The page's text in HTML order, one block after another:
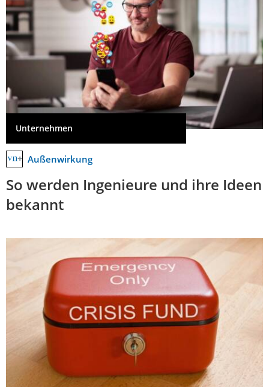
Unternehmen
Außenwirkung
So werden Ingenieure und ihre Ideen
bekannt